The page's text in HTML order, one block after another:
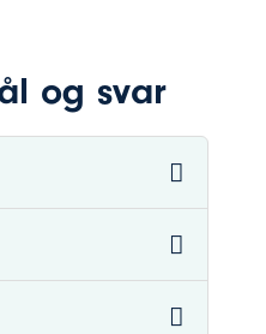
og svar